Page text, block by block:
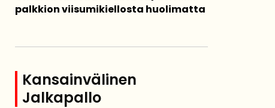
palkkion viisumikiellosta huolimatta
Kansainvälinen
Jalkapallo